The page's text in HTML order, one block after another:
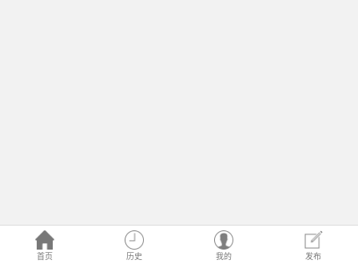
首页 历史 我的 发布